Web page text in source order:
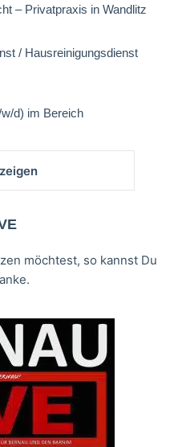
– Privatpraxis in Wandlitz
/ Hausreinigungsdienst
d) im Bereich
möchtest, so kannst Du